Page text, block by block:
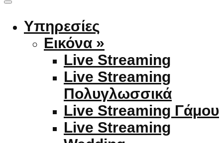
Υπηρεσίες
Εικόνα »
Live Streaming
Live Streaming
Πολυγλωσσικά
Live Streaming Γάμου
Live Streaming